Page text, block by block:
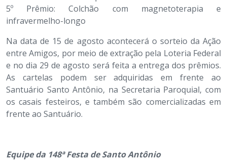
5º Prêmio: Colchão com magnetoterapia e
infravermelho-longo
Na data de 15 de agosto acontecerá o sorteio da Ação
entre Amigos, por meio de extração pela Loteria Federal
e no dia 29 de agosto será feita a entrega dos prêmios.
As cartelas podem ser adquiridas em frente ao
Santuário Santo Antônio, na Secretaria Paroquial, com
os casais festeiros, e também são comercializadas em
frente ao Santuário.
Equipe da 148ª Festa de Santo Antônio